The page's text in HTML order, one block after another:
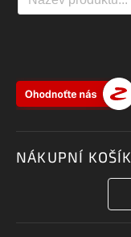
NÁKUPNÍ KOŠÍK